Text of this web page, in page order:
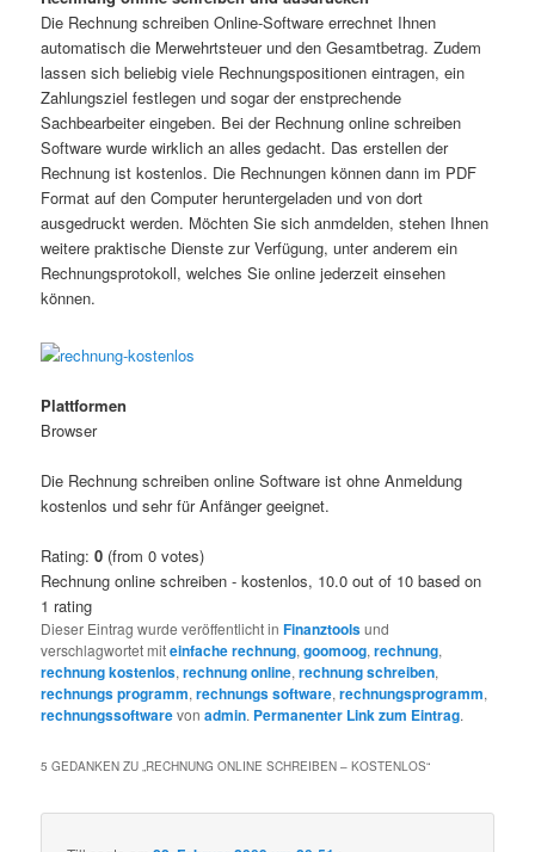
Die Rechnung schreiben Online-Software errechnet Ihnen
automatisch die Merwehrtsteuer und den Gesamtbetrag. Zudem
lassen sich beliebig viele Rechnungspositionen eintragen, ein
Zahlungsziel festlegen und sogar der enstprechende
Sachbearbeiter eingeben. Bei der Rechnung online schreiben
Software wurde wirklich an alles gedacht. Das erstellen der
Rechnung ist kostenlos. Die Rechnungen können dann im PDF
Format auf den Computer heruntergeladen und von dort
ausgedruckt werden. Möchten Sie sich anmdelden, stehen Ihnen
weitere praktische Dienste zur Verfügung, unter anderem ein
Rechnungsprotokoll, welches Sie online jederzeit einsehen
können.
Plattformen
Browser
Die Rechnung schreiben online Software ist ohne Anmeldung
kostenlos und sehr für Anfänger geeignet.
Rating:0 (from 0 votes)
Rechnung online schreiben - kostenlos, 10.0 out of 10 based on
1 rating
Dieser Eintrag wurde veröffentlicht inFinanztoolsund
verschlagwortet miteinfache rechnung,goomoog,rechnung,
rechnung kostenlos,rechnung online,rechnung schreiben,
rechnungs programm,rechnungs software,rechnungsprogramm,
rechnungssoftwarevonadmin. Permanenter Link zum Eintrag.
5 GEDANKEN ZU „RECHNUNG ONLINE SCHREIBEN – KOSTENLOS“